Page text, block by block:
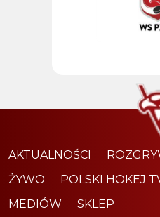
AKTUALNOŚCI
ŻYWO
POLSKI HOKEJ
MEDIÓW
SKLEP